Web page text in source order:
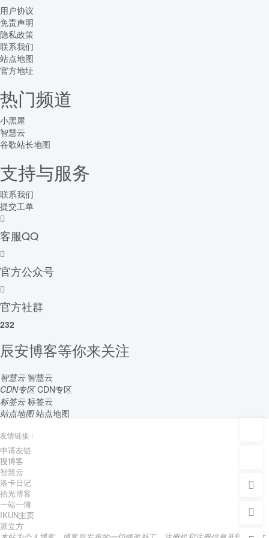
用户协议
免责声明
隐私政策
联系我们
站点地图
官方地址
热门频道
小黑屋
智慧云
谷歌站长地图
支持与服务
联系我们
提交工单
客服QQ
官方公众号
官方社群
232
辰安博客等你来关注
智慧云 智慧云
CDN专区 CDN专区
标签云 标签云
站点地图 站点地图
友情链接：
申请友链
搜博客
智慧云
洛卡日记
拾光博客
一站一簿
IKUN主页
派立方